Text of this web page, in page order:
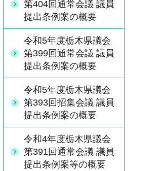
第404回通常会議 議員
提出条例案の概要
令和5年度栃木県議会
第399回通常会議 議員
提出条例案の概要
令和5年度栃木県議会
第393回招集会議 議員
提出条例案の概要
令和4年度栃木県議会
第391回通常会議 議員
提出条例案等の概要